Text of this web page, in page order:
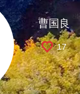
曹国良
17